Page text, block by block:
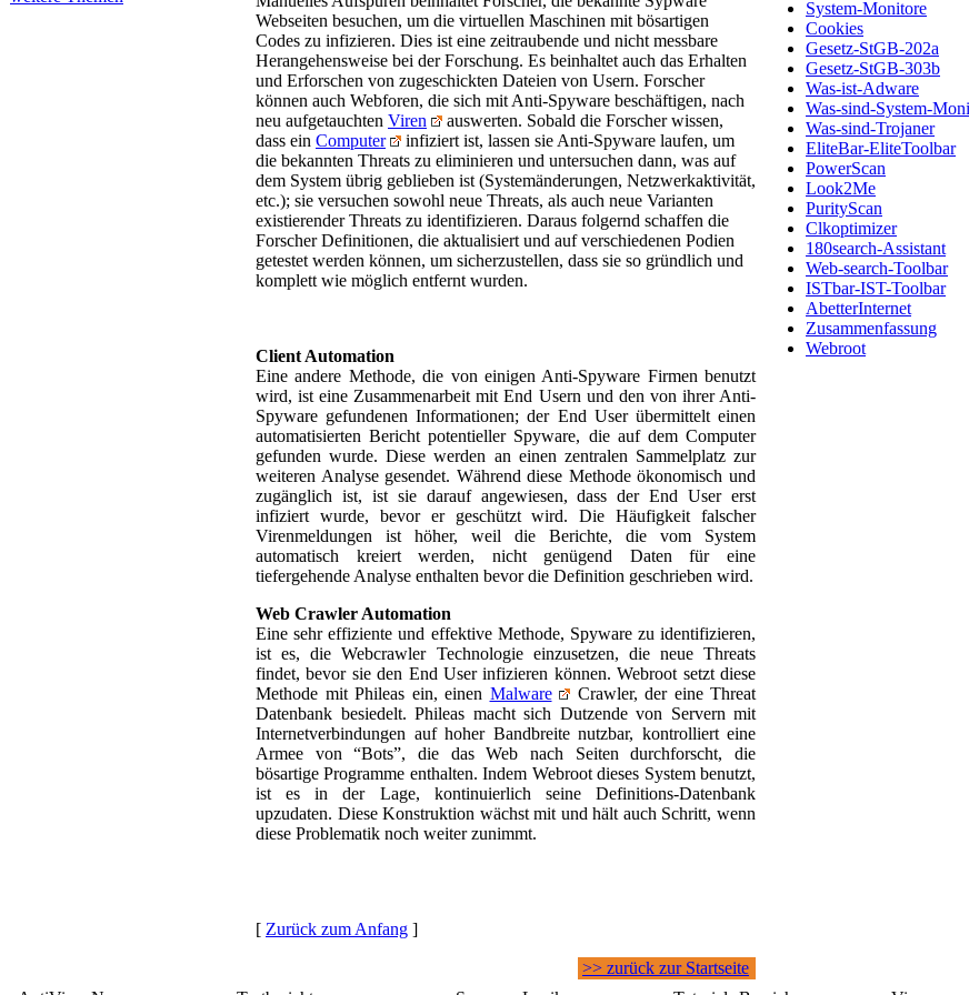
Webseiten besuchen, um die virtuellen Maschinen mit bösartigen
Codes zu infizieren. Dies ist eine zeitraubende und nicht messbare
Herangehensweise bei der Forschung. Es beinhaltet auch das Erhalten
und Erforschen von zugeschickten Dateien von Usern. Forscher
können auch Webforen, die sich mit Anti-Spyware beschäftigen, nach
neu aufgetauchten Viren
auswerten. Sobald die Forscher wissen,
dass ein Computer
infiziert ist, lassen sie Anti-Spyware laufen, um
die bekannten Threats zu eliminieren und untersuchen dann, was auf
dem System übrig geblieben ist (Systemänderungen, Netzwerkaktivität,
etc.); sie versuchen sowohl neue Threats, als auch neue Varianten
existierender Threats zu identifizieren. Daraus folgernd schaffen die
Forscher Definitionen, die aktualisiert und auf verschiedenen Podien
getestet werden können, um sicherzustellen, dass sie so gründlich und
komplett wie möglich entfernt wurden.
Client Automation
Eine andere Methode, die von einigen Anti-Spyware Firmen benutzt
wird, ist eine Zusammenarbeit mit End Usern und den von ihrer Anti-
Spyware gefundenen Informationen; der End User übermittelt einen
automatisierten Bericht potentieller Spyware, die auf dem Computer
gefunden wurde. Diese werden an einen zentralen Sammelplatz zur
weiteren Analyse gesendet. Während diese Methode ökonomisch und
zugänglich ist, ist sie darauf angewiesen, dass der End User erst
infiziert wurde, bevor er geschützt wird. Die Häufigkeit falscher
Virenmeldungen ist höher, weil die Berichte, die vom System
automatisch kreiert werden, nicht genügend Daten für eine
tiefergehende Analyse enthalten bevor die Definition geschrieben wird.
Web Crawler Automation
Eine sehr effiziente und effektive Methode, Spyware zu identifizieren,
ist es, die Webcrawler Technologie einzusetzen, die neue Threats
findet, bevor sie den End User infizieren können. Webroot setzt diese
Methode mit Phileas ein, einen Malware
Crawler, der eine Threat
Datenbank besiedelt. Phileas macht sich Dutzende von Servern mit
Internetverbindungen auf hoher Bandbreite nutzbar, kontrolliert eine
Armee von “Bots”, die das Web nach Seiten durchforscht, die
bösartige Programme enthalten. Indem Webroot dieses System benutzt,
ist es in der Lage, kontinuierlich seine Definitions-Datenbank
upzudaten. Diese Konstruktion wächst mit und hält auch Schritt, wenn
diese Problematik noch weiter zunimmt.
[ Zurück zum Anfang ]
>> zurück zur Startseite
System-Monitore
Cookies
Gesetz-StGB-202a
Gesetz-StGB-303b
Was-ist-Adware
Was-sind-System-
Was-sind-Trojaner
EliteBar-EliteToolbar
PowerScan
Look2Me
PurityScan
Clkoptimizer
180search-Assistant
Web-search-Toolbar
ISTbar-IST-Toolbar
AbetterInternet
Zusammenfassung
Webroot